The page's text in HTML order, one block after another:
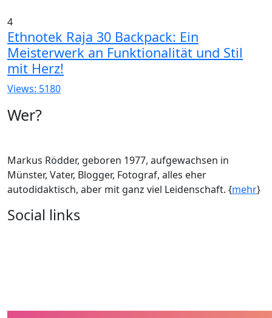
4
Ethnotek Raja 30 Backpack: Ein
Meisterwerk an Funktionalität und Stil
mit Herz!
Views: 5180
Wer?
Markus Rödder, geboren 1977, aufgewachsen in
Münster, Vater, Blogger, Fotograf, alles eher
autodidaktisch, aber mit ganz viel Leidenschaft. {mehr}
Social links